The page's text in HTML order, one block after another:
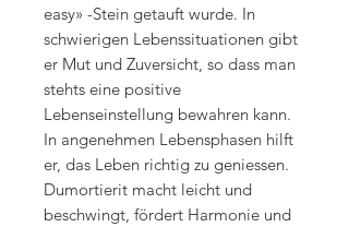
easy» -Stein getauft wurde. In
schwierigen Lebenssituationen gibt
er Mut und Zuversicht, so dass man
stehts eine positive
Lebenseinstellung bewahren kann.
In angenehmen Lebensphasen hilft
er, das Leben richtig zu geniessen.
Dumortierit macht leicht und
beschwingt, fördert Harmonie und